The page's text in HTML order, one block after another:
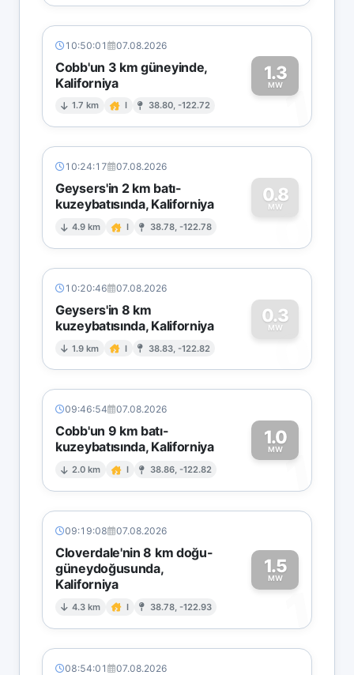
10:50:01 07.08.2026
Cobb'un 3 km güneyinde,
Kaliforniya
1.7 km I 38.80, -122.72
1.3
MW1
10:24:17 07.08.2026
Geysers'in 2 km batı-
kuzeybatısında, Kaliforniya
4.9 km I 38.78, -122.78
0.8
MW
0
10:20:46 07.08.2026
Geysers'in 8 km
kuzeybatısında, Kaliforniya
1.9 km I 38.83, -122.82
0.3
MW
0
09:46:54 07.08.2026
Cobb'un 9 km batı-
kuzeybatısında, Kaliforniya
2.0 km I 38.86, -122.82
1.0
MW1
09:19:08 07.08.2026
Cloverdale'nin 8 km doğu-
güneydoğusunda,
Kaliforniya
4.3 km I 38.78, -122.93
1.5
MW
1
08:54:01 07.08.2026